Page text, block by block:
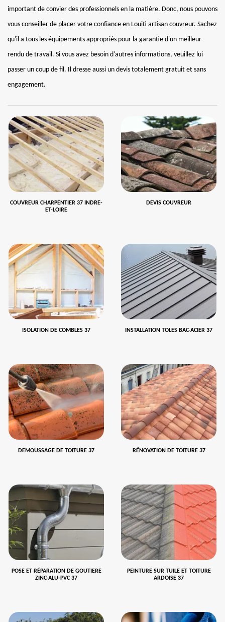
important de convier des professionnels en la matière. Donc, nous pouvons
vous conseiller de placer votre confiance en Louiti artisan couvreur. Sachez
qu'il a tous les équipements appropriés pour la garantie d'un meilleur
rendu de travail. Si vous avez besoin d'autres informations, veuillez lui
passer un coup de fil. Il dresse aussi un devis totalement gratuit et sans
engagement.
COUVREUR CHARPENTIER 37 INDRE-
ET-LOIRE
DEVIS COUVREUR
ISOLATION DE COMBLES 37 INSTALLATION TOLES BAC-ACIER 37
DEMOUSSAGE DE TOITURE 37 RÉNOVATION DE TOITURE 37
POSE ET RÉPARATION DE GOUTIERE
ZINC-ALU-PVC 37
PEINTURE SUR TUILE ET TOITURE
ARDOISE 37